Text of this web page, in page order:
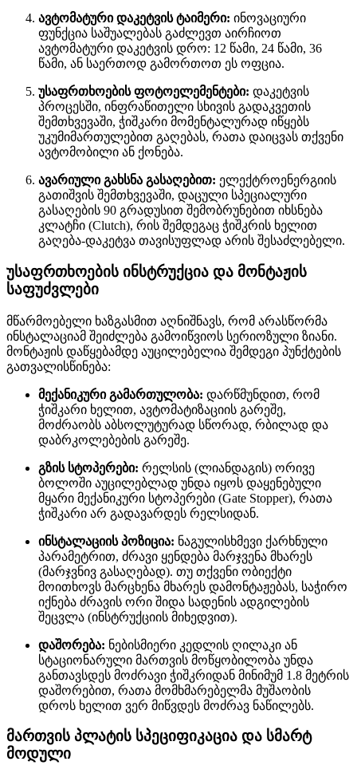
ავტომატური დაკეტვის ტაიმერი: ინოვაციური
ფუნქცია საშუალებას გაძლევთ აირჩიოთ
ავტომატური დაკეტვის დრო: 12 წამი, 24 წამი, 36
წამი, ან საერთოდ გამორთოთ ეს ოფცია.
უსაფრთხოების ფოტოელემენტები: დაკეტვის
პროცესში, ინფრაწითელი სხივის გადაკვეთის
შემთხვევაში, ჭიშკარი მომენტალურად იწყებს
უკუმიმართულებით გაღებას, რათა დაიცვას თქვენი
ავტომობილი ან ქონება.
ავარიული გახსნა გასაღებით: ელექტროენერგიის
გათიშვის შემთხვევაში, დაცული სპეციალური
გასაღების 90 გრადუსით შემობრუნებით იხსნება
კლატჩი (Clutch), რის შემდეგაც ჭიშკრის ხელით
გაღება-დაკეტვა თავისუფლად არის შესაძლებელი.
უსაფრთხოების ინსტრუქცია და მონტაჟის
საფუძვლები
მწარმოებელი ხაზგასმით აღნიშნავს, რომ არასწორმა
ინსტალაციამ შეიძლება გამოიწვიოს სერიოზული ზიანი.
მონტაჟის დაწყებამდე აუცილებელია შემდეგი პუნქტების
გათვალისწინება:
მექანიკური გამართულობა: დარწმუნდით, რომ
ჭიშკარი ხელით, ავტომატიზაციის გარეშე,
მოძრაობს აბსოლუტურად სწორად, რბილად და
დაბრკოლებების გარეშე.
გზის სტოპერები: რელსის (ლიანდაგის) ორივე
ბოლოში აუცილებლად უნდა იყოს დაყენებული
მყარი მექანიკური სტოპერები (Gate Stopper), რათა
ჭიშკარი არ გადავარდეს რელსიდან.
ინსტალაციის პოზიცია: ნაგულისხმევი ქარხნული
პარამეტრით, ძრავი ყენდება მარჯვენა მხარეს
(მარჯვნივ გასაღებად). თუ თქვენი ობიექტი
მოითხოვს მარცხენა მხარეს დამონტაჟებას, საჭირო
იქნება ძრავის ორი შიდა სადენის ადგილების
შეცვლა (ინსტრუქციის მიხედვით).
დაშორება: ნებისმიერი კედლის ღილაკი ან
სტაციონარული მართვის მოწყობილობა უნდა
განთავსდეს მოძრავი ჭიშკრიდან მინიმუმ 1.8 მეტრის
დაშორებით, რათა მომხმარებელმა მუშაობის
დროს ხელით ვერ მიწვდეს მოძრავ ნაწილებს.
მართვის პლატის სპეციფიკაცია და სმარტ
მოდული